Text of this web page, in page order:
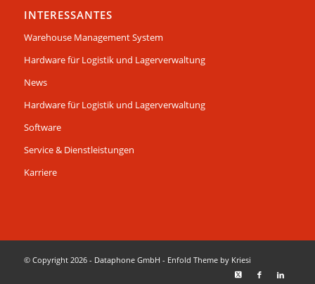
INTERESSANTES
Warehouse Management System
Hardware für Logistik und Lagerverwaltung
News
Hardware für Logistik und Lagerverwaltung
Software
Service & Dienstleistungen
Karriere
© Copyright 2026 - Dataphone GmbH - Enfold Theme by Kriesi